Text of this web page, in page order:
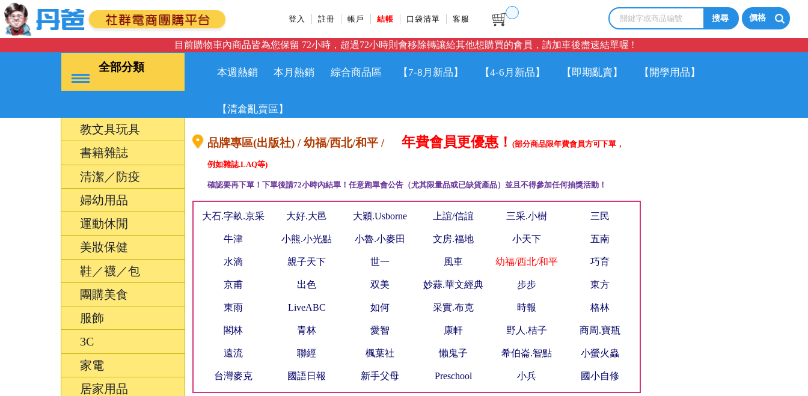
登入 註冊 帳戶 結帳 口袋清單 客服 價格
目前購物車內商品皆為您保留 72小時，超過72小時則會移除轉讓給其他想購買的會員，請加車後盡速結單喔 !
全部分類 本週熱銷 本月熱銷 綜合商品區 【7-8月新品】 【4-6月新品】 【即期亂賣】 【開學用品】
【清倉亂賣區】
教文具玩具
書籍雜誌
清潔／防疫
婦幼用品
運動休閒
美妝保健
鞋／襪／包
團購美食
服飾
3C
家電
居家用品
品牌專區(出版社) / 幼福/西北/和平 / 年費會員更優惠！ (部分商品限年費會員方可下單，
例如雜誌.LAQ等)
確認要再下單！下單後請72小時內結單！任意跑單會公告（尤其限量品或已缺貨產品）並且不得參加任何抽獎活動！
大石.字畝.京采 大好.大邑 大穎.Usborne 上誼/信誼 三采.小樹 三民
牛津 小熊.小光點 小魯.小麥田 文房.福地 小天下 五南
水滴 親子天下 世一 風車 幼福/西北/和平 巧育
京甫 出色 双美 妙蒜.華文經典 步步 東方
東雨 LiveABC 如何 采實.布克 時報 格林
閣林 青林 愛智 康軒 野人.桔子 商周.寶瓶
遠流 聯經 楓葉社 懶鬼子 希伯崙.智點 小螢火蟲
台灣麥克 國語日報 新手父母 Preschool 小兵 國小自修